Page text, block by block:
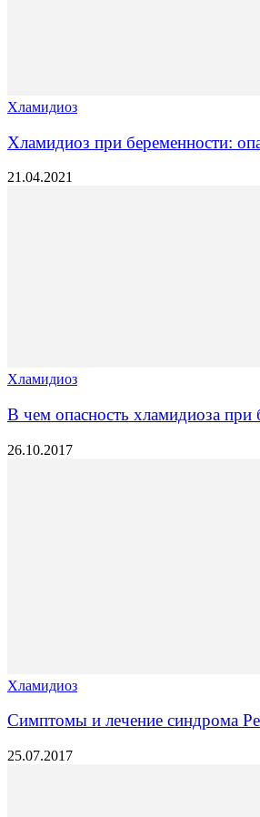
Хламидиоз
Хламидиоз при беременности:
21.04.2021
Хламидиоз
В чем опасность хламидиоза при
26.10.2017
Хламидиоз
Симптомы и лечение синдрома
25.07.2017